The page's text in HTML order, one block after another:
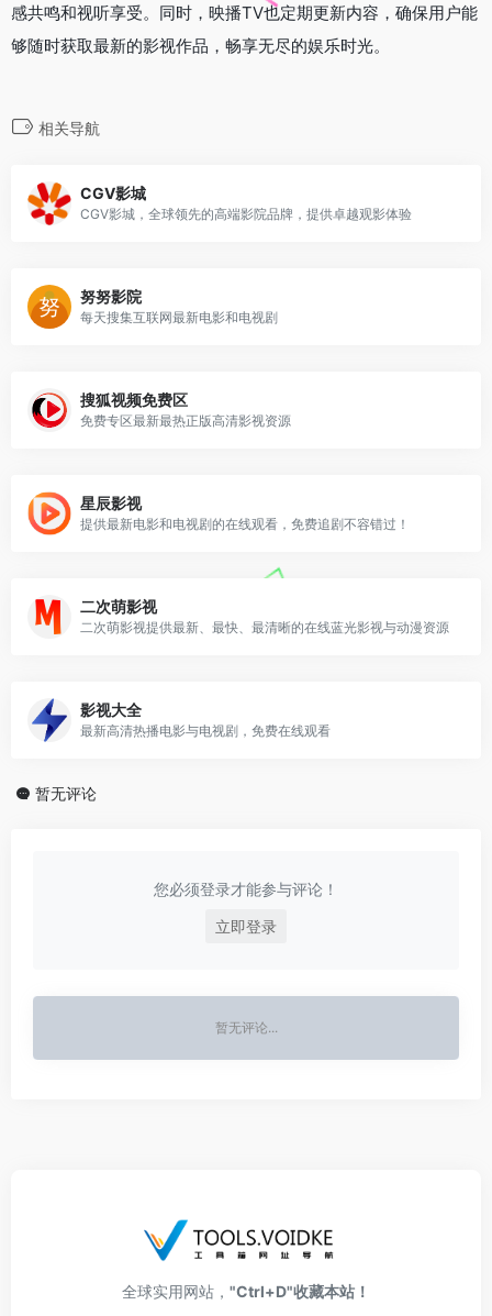
感共鸣和视听享受。同时，映播TV也定期更新内容，确保用户能
够随时获取最新的影视作品，畅享无尽的娱乐时光。
相关导航
CGV影城
CGV影城，全球领先的高端影院品牌，提供卓越观影体验
努努影院
每天搜集互联网最新电影和电视剧
搜狐视频免费区
免费专区最新最热正版高清影视资源
星辰影视
提供最新电影和电视剧的在线观看，免费追剧不容错过！
二次萌影视
二次萌影视提供最新、最快、最清晰的在线蓝光影视与动漫资源
影视大全
最新高清热播电影与电视剧，免费在线观看
暂无评论
您必须登录才能参与评论！
立即登录
暂无评论...
全球实用网站， "Ctrl+D"收藏本站！